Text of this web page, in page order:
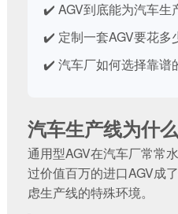
✔️ AGV到底能为汽车生
✔️ 定制一套AGV要花多
✔️ 汽车厂如何选择靠谱
汽车生产线为什
通用型AGV在汽车厂常常
过价值百万的进口AGV成
虑生产线的特殊环境。